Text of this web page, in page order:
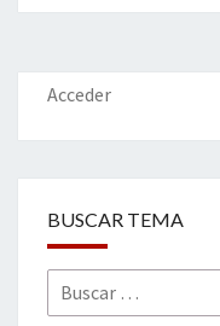
o
o
k
er dI
n
Acceder
BUSCAR TEMA
Buscar
por: